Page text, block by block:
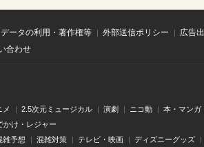
ータの利用・著作権等 外部送信ポリシー
広告
合わせ
メ 2.5次元ミュージカル 演劇 ニコ動 本・マンガ
かけ・レジャー
雑予想 混雑対策 テレビ・映画 ディズニーグッズ